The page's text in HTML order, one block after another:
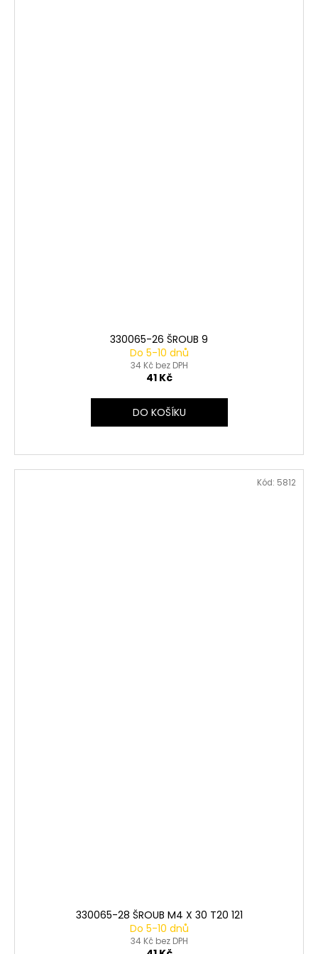
330065-26 ŠROUB 9
Do 5-10 dnů
34 Kč bez DPH
41 Kč
DO KOŠÍKU
330065-28 ŠROUB M4 X 30 T20 121
Do 5-10 dnů
34 Kč bez DPH
Kód: 5812